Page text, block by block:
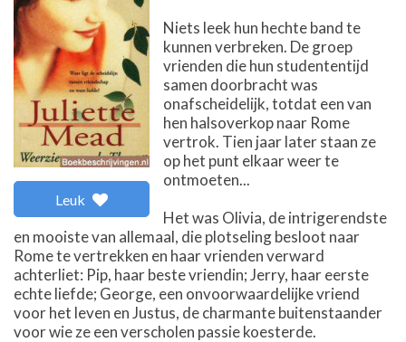
Leuk
Niets leek hun hechte band te
kunnen verbreken. De groep
vrienden die hun studententijd
samen doorbracht was
onafscheidelijk, totdat een van
hen halsoverkop naar Rome
vertrok. Tien jaar later staan ze
op het punt elkaar weer te
ontmoeten...
Het was Olivia, de intrigerendste
en mooiste van allemaal, die plotseling besloot naar
Rome te vertrekken en haar vrienden verward
achterliet: Pip, haar beste vriendin; Jerry, haar eerste
echte liefde; George, een onvoorwaardelijke vriend
voor het leven en Justus, de charmante buitenstaander
voor wie ze een verscholen passie koesterde.